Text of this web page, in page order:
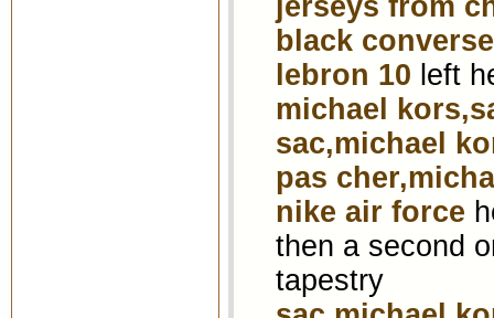
jerseys from
black converse
lebron 10 left
michael
sac,michael
pas
nike air force
then a second
tapestry